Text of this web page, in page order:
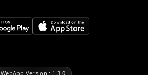
WebApp Version : 1.3.0